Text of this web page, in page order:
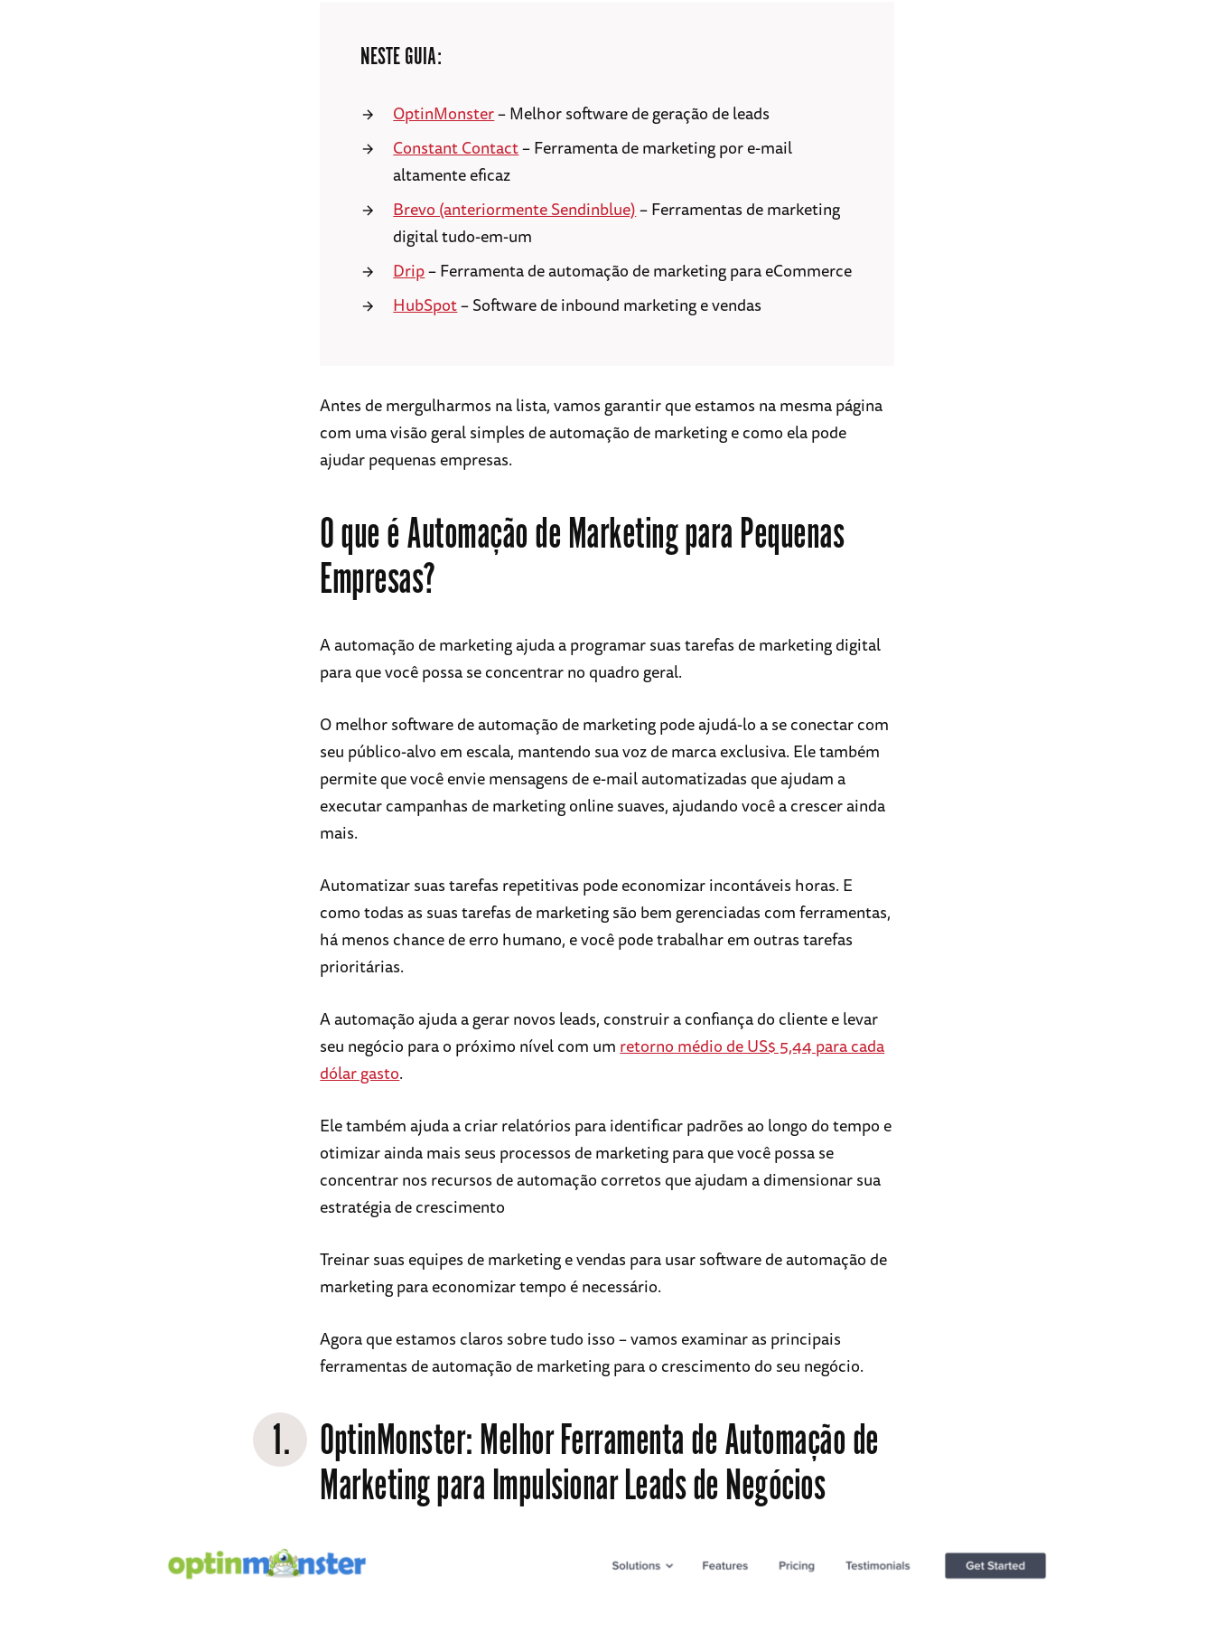
NESTE GUIA:
OptinMonster– Melhor software de geração de leads
Constant Contact– Ferramenta de marketing por e-mail
altamente eficaz
Brevo (anteriormente Sendinblue)– Ferramentas de marketing
digital tudo-em-um
Drip– Ferramenta de automação de marketing para eCommerce
HubSpot– Software de inbound marketing e vendas
Antes de mergulharmos na lista, vamos garantir que estamos na mesma página
com uma visão geral simples de automação de marketing e como ela pode
ajudar pequenas empresas.
O que é Automação de Marketing para Pequenas
Empresas?
A automação de marketing ajuda a programar suas tarefas de marketing digital
para que você possa se concentrar no quadro geral.
O melhor software de automação de marketing pode ajudá-lo a se conectar com
seu público-alvo em escala, mantendo sua voz de marca exclusiva. Ele também
permite que você envie mensagens de e-mail automatizadas que ajudam a
executar campanhas de marketing online suaves, ajudando você a crescer ainda
mais.
Automatizar suas tarefas repetitivas pode economizar incontáveis horas. E
como todas as suas tarefas de marketing são bem gerenciadas com ferramentas,
há menos chance de erro humano, e você pode trabalhar em outras tarefas
prioritárias.
A automação ajuda a gerar novos leads, construir a confiança do cliente e levar
seu negócio para o próximo nível com um retorno médio de US$ 5,44 para cada
dólar gasto.
Ele também ajuda a criar relatórios para identificar padrões ao longo do tempo e
otimizar ainda mais seus processos de marketing para que você possa se
concentrar nos recursos de automação corretos que ajudam a dimensionar sua
estratégia de crescimento
Treinar suas equipes de marketing e vendas para usar software de automação de
marketing para economizar tempo é necessário.
Agora que estamos claros sobre tudo isso – vamos examinar as principais
ferramentas de automação de marketing para o crescimento do seu negócio.
1. OptinMonster: Melhor Ferramenta de Automação de
Marketing para Impulsionar Leads de Negócios